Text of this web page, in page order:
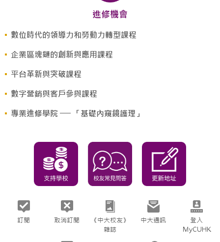
進修機會
數位時代的領導力和勞動力轉型課程
企業區塊鏈的創新與應用課程
平台革新與突破課程
數字營銷與客戶參與課程
專業進修學院 ── 「基礎內窺鏡護理」
訂閱 取消訂閱
《中大校友》
雜誌
中大通訊
登入
MyCUHK